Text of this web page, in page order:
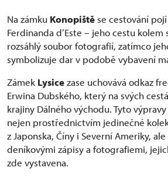
Na zámku Konopiště se cestování
Ferdinanda d’Este – jeho cestu
rozsáhlý soubor fotografií, zatímco
symbolizuje dar v podobě vybavení
Zámek Lysicezase uchovává odkaz
Erwina Dubského, který na svých
krajiny Dálného východu. Tyto
nejen prostřednictvím jedinečné
z Japonska, Číny i Severní Ameriky,
deníkovými zápisy a fotografiemi,
zde vystavena.